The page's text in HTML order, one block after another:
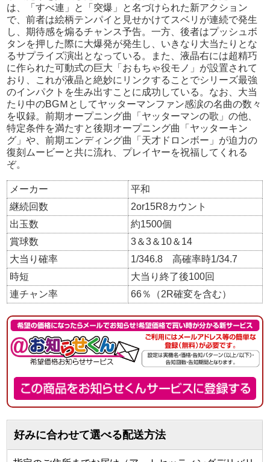
は、「すべ連」と「突爆」と名づけられた新アクション
で、前者は絵柄テンパイと見せかけてスベリが連続で発生
し、期待感を煽るチャンス予告。一方、後者はプッシュボ
タンを押した際に大爆発が発生し、いきなり大当たりとな
るサプライズ演出となっている。また、液晶右には超精巧
に作られた可動式の巨大「おもちゃ役モノ」が設置されて
おり、これが液晶と絶妙にリンクすることでシリーズ最強
のインパクトを生み出すことに成功している。なお、大当
たり中のBGＭとしてヤッターマンファン感涙の名曲の数々
を収録。前期オープニング曲「ヤッターマンの歌」の他、
特定条件を満たすと後期オープニング曲「ヤッターキン
グ」や、前期エンディング曲「天才ドロンボー」が迫力の
復刻ムービーと共に流れ、プレイヤーを祝福してくれる
ぞ。
メーカー
平和
継続回数
2or15R8カウント
出玉数
約1500個
賞球数
3＆3＆10＆14
大当り確率
1/346.8 高確率時1/34.7
時短
大当り終了後100回
連チャン率
66％（2R確変を含む）
好みに合わせて選べる配送方法